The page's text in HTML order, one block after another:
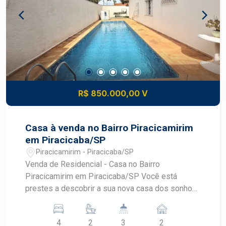
Um imóvel funcional, com excelente base
construtiva, pronto para receber os acabamentos
e tecnologias conforme o seu projeto. Aceita
financiamento e FGTS. Estuda parcelamento
R$ 850.000,00 V
Casa à venda no Bairro Piracicamirim
em Piracicaba/SP
Piracicamirim - Piracicaba/SP
Venda de Residencial - Casa no Bairro
Piracicamirim em Piracicaba/SP Você está
prestes a descobrir a sua nova casa dos sonhos!
adquirir uma residência no charmoso bairro
4 2 3 2